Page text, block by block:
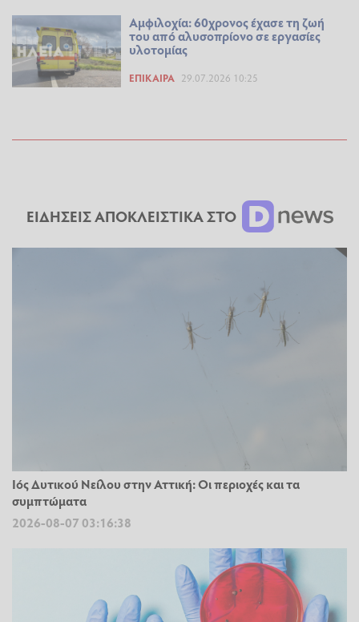
Αμφιλοχία: 60χρονος έχασε τη ζωή
του από αλυσοπρίονο σε εργασίες
υλοτομίας
ΕΠΊΚΑΙΡΑ 29.07.2026 10:25
ΕΙΔΗΣΕΙΣ ΑΠΟΚΛΕΙΣΤΙΚΑ ΣΤΟ
Ιός Δυτικού Νείλου στην Αττική: Οι περιοχές και τα
συμπτώματα
2026-08-07 03:16:38